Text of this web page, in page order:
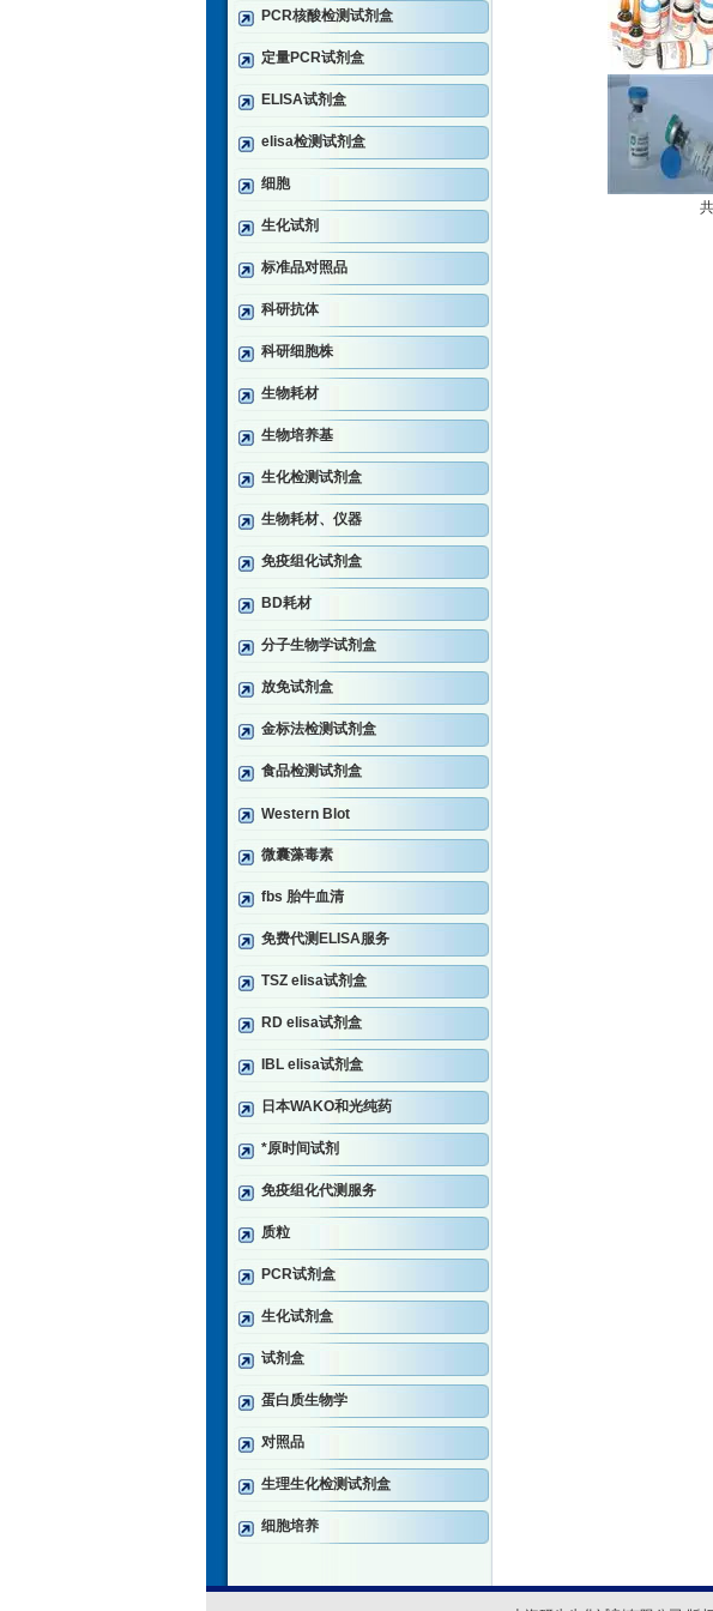
PCR核酸检测试剂盒
定量PCR试剂盒
ELISA试剂盒
elisa检测试剂盒
细胞
生化试剂
标准品对照品
科研抗体
科研细胞株
生物耗材
生物培养基
生化检测试剂盒
生物耗材、仪器
免疫组化试剂盒
BD耗材
分子生物学试剂盒
放免试剂盒
金标法检测试剂盒
食品检测试剂盒
Western Blot
微囊藻毒素
fbs 胎牛血清
免费代测ELISA服务
TSZ elisa试剂盒
RD elisa试剂盒
IBL elisa试剂盒
日本WAKO和光纯药
*原时间试剂
免疫组化代测服务
质粒
PCR试剂盒
生化试剂盒
试剂盒
蛋白质生物学
对照品
生理生化检测试剂盒
细胞培养